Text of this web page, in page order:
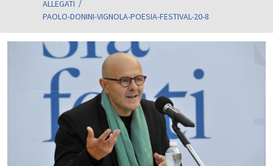
ALLEGATI
PAOLO-DONINI-VIGNOLA-POESIA-FESTIVAL-20-8